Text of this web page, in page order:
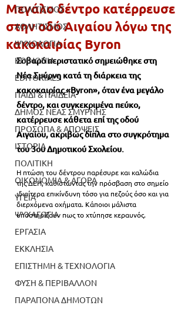
ΠΟΛΙΤΙΣΜΟΣ
ΑΘΛΗΤΙΣΜΟΣ
ΨΥΧΟΛΟΓΙΑ
ΚΟΙΝΩΝΙΑ
EDITORIALS
ΠΑΙΔΙ & ΠΑΙΔΕΙΑ
ΔΗΜΟΣ ΝΕΑΣ ΣΜΥΡΝΗΣ
ΠΡΟΣΩΠΑ & ΑΠΟΨΕΙΣ
ΙΣΤΟΡΙΑ
ΠΟΛΙΤΙΚΗ
ΟΙΚΟΝΟΜΙΑ & ΑΓΟΡΑ
ΥΓΕΙΑ
ΨΥΧΑΓΩΓΙΑ
ΕΡΓΑΣΙΑ
ΕΚΚΛΗΣΙΑ
ΕΠΙΣΤΗΜΗ & ΤΕΧΝΟΛΟΓΙΑ
ΦΥΣΗ & ΠΕΡΙΒΑΛΛΟΝ
ΠΑΡΑΠΟΝΑ ΔΗΜΟΤΩΝ
Μεγάλο δέντρο κατέρρευσε
στην οδό Αιγαίου λόγω της
κακοκαιρίας Byron
Σοβαρό περιστατικό σημειώθηκε στη
Νέα Σμύρνη κατά τη διάρκεια της
κακοκαιρίας «Byron», όταν ένα μεγάλο
δέντρο, και συγκεκριμένα πεύκο,
κατέρρευσε κάθετα επί της οδού
Αιγαίου, ακριβώς δίπλα στο συγκρότημα
του 3ου Δημοτικού Σχολείου.
Η πτώση του δέντρου παρέσυρε και καλώδια
της ΔΕΗ, καθιστώντας την πρόσβαση στο σημείο
ιδιαίτερα επικίνδυνη τόσο για πεζούς όσο και για
διερχόμενα οχήματα. Κάποιοι μάλιστα
υποστηρίζουν πως το χτύπησε κεραυνός.